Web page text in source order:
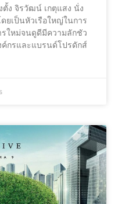
ง จิรวัฒน์ เกตุแสง นั่ง
ยเป็นหัวเรือใหญ่ในการ
ใหม่จนดูดีมีความลักชัว
ค์กรและแบรนด์โปรดักส์